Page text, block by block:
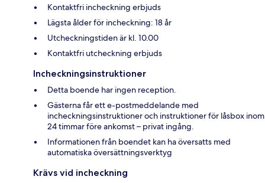
Kontaktfri incheckning erbjuds
Lägsta ålder för incheckning: 18 år
Utcheckningstiden är kl. 10.00
Kontaktfri utcheckning erbjuds
Incheckningsinstruktioner
Detta boende har ingen reception.
Gästerna får ett e-postmeddelande med
incheckningsinstruktioner och instruktioner för låsbox inom
24 timmar före ankomst – privat ingång.
Informationen från boendet kan ha översatts med
automatiska översättningsverktyg
Krävs vid incheckning